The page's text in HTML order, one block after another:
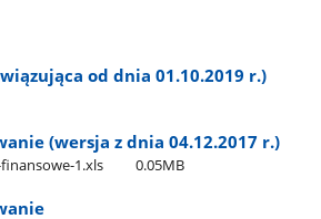
od dnia 01.10.2019 r.)
(wersja z dnia 04.12.2017 r.)
1.xls 0.05MB